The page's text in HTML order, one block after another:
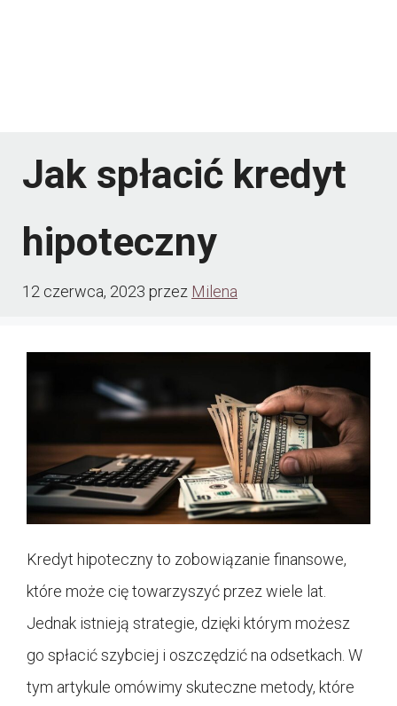
Jak spłacić kredyt
hipoteczny
12 czerwca, 2023 przez Milena
Kredyt hipoteczny to zobowiązanie finansowe,
które może cię towarzyszyć przez wiele lat.
Jednak istnieją strategie, dzięki którym możesz
go spłacić szybciej i oszczędzić na odsetkach. W
tym artykule omówimy skuteczne metody, które